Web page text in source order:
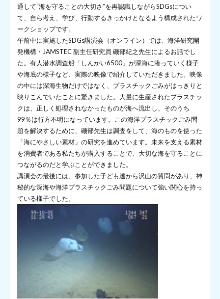
通して“海を守ることの大切さ”を再認識しながらSDGsについ
て、自ら考え、学び、行動するきっかけとなるよう構成されたワ
ークショップです。
午前中に実施したSDGs講演会（オンライン）では、海洋研究開
発機構・JAMSTEC 副主任研究員 磯部紀之先生によるお話でし
た。有人潜水調査船「しんかい6500」が深海に潜っていく様子
や海底の様子など、実際の映像で紹介していただきました。映像
の中には深海生物だけではなく、プラスチックごみがはっきりと
映りこんでいたことに驚きました。大量に生産されたプラスチッ
クは、正しく処理されなかったものが海へ流出し、そのうち
99％は行方不明になっています。この海洋プラスチックごみ問
題を解決するために、磯部先生は調査をして、海のものを使った
「海にやさしい素材」の研究を進めています。未来を支える素材
を消費者である私たちが購入することで、大切な海を守ることに
つながるのだと学ぶことができました。
講演会の最後には、参加した子ども達から沢山の質問があり、神
秘的な深海や海洋プラスチックごみ問題について強い関心を持っ
ている様子でした。